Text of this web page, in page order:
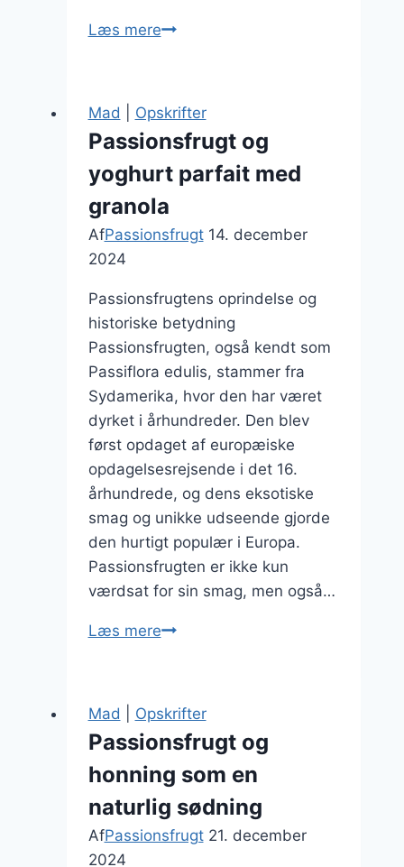
Læs merePassionsfrugt
sund
snack
Mad Opskrifter
Passionsfrugt og
yoghurt parfait med
granola
AfPassionsfrugt 14. december
2024
Passionsfrugtens oprindelse og
historiske betydning
Passionsfrugten, også kendt som
Passiflora edulis, stammer fra
Sydamerika, hvor den har været
dyrket i århundreder. Den blev
først opdaget af europæiske
opdagelsesrejsende i det 16.
århundrede, og dens eksotiske
smag og unikke udseende gjorde
den hurtigt populær i Europa.
Passionsfrugten er ikke kun
værdsat for sin smag, men også…
Læs merePassionsfrugt
med
granola
Mad Opskrifter
Passionsfrugt og
honning som en
naturlig sødning
AfPassionsfrugt 21. december
2024